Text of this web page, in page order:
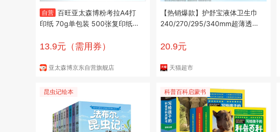
自营 百旺亚太森博粉考拉A4打
印纸 70g单包装 500张复印纸
【经济家用款】
13.9元（需用券）
亚太森博京东自营旗舰店
【热销爆款】护舒宝液体卫生巾
240/270/295/340mm超薄透气
20.9元
天猫超市
昆虫记绘本 科普百科启蒙书